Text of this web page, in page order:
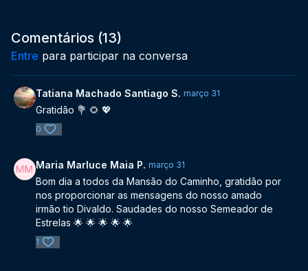
Comentários (13)
Entre para participar na conversa
Tatiana Machado Santiago S. março 31
Gratidão 💐 🌻 💖
0
Maria Marluce Maia P. março 31
Bom dia a todos da Mansão do Caminho, gratidão por
nos proporcionar as mensagens do nosso amado
irmão tio Divaldo. Saudades do nosso Semeador de
Estrelas 🌟 🌟 🌟 🌟 🌟
1